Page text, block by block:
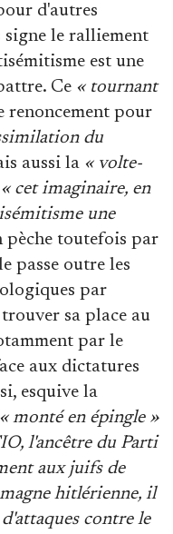
d'autres
le ralliement
est une
Ce « tournant
renoncement pour
du
aussi la « volte-
« cet imaginaire, en
une
pèche toutefois par
passe outre les
par
sa place au
par le
aux dictatures
esquive la
« monté en épingle »
l'ancêtre du Parti
aux juifs de
hitlérienne, il
contre le